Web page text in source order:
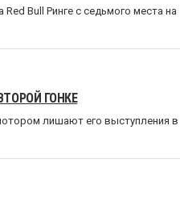
Bull Ринге с седьмого места на
ГОНКЕ
лишают его выступления в